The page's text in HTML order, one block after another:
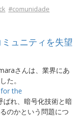
#comunidade
ュニティを失望
さんは、業界にあ
た。
the
ばれ、暗号化技術と暗
のかという問題につ